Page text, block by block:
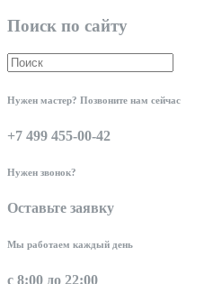
Поиск по сайту
Нужен мастер? Позвоните нам сейчас
+7 499 455-00-42
Нужен звонок?
Оставьте заявку
Мы работаем каждый день
с 8:00 до 22:00